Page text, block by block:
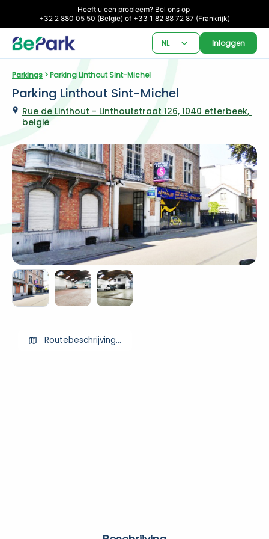
Heeft u een probleem? Bel ons op
+32 2 880 05 50 (België) of +33 1 82 88 72 87 (Frankrijk)
NL Inloggen
Parkings > Parking Linthout Sint-Michel
Parking Linthout Sint-Michel
Rue de Linthout - Linthoutstraat 126, 1040 etterbeek,
belgië
Routebeschrijving ophalen